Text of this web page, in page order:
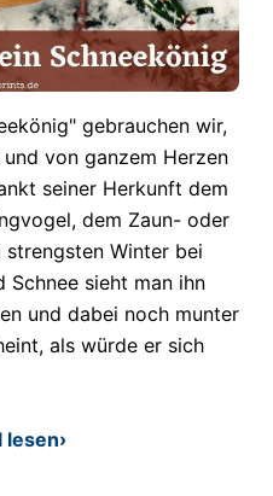
gebrauchen wir,
von ganzem Herzen
seiner Herkunft dem
dem Zaun- oder
strengsten Winter bei
Schnee sieht man ihn
und dabei noch munter
als würde er sich
lesen›